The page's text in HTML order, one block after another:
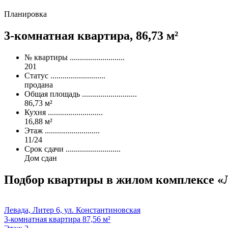
Планировка
3-комнатная квартира, 86,73 м²
№ квартиры ...........................
201
Статус ...........................
продана
Общая площадь ...........................
86,73 м²
Кухня ...........................
16,88 м²
Этаж ...........................
11/24
Срок сдачи ...........................
Дом сдан
Подбор квартиры в жилом комплексе
Левада, Литер 6, ул. Константиновская
3-комнатная квартира 87,56 м²